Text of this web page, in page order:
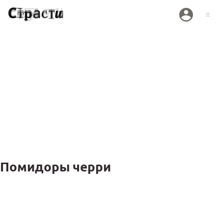
Помидоры черри